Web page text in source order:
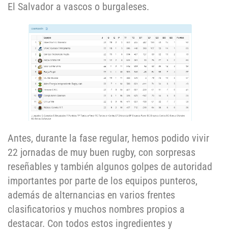
El Salvador a vascos o burgaleses.
Antes, durante la fase regular, hemos podido vivir
22 jornadas de muy buen rugby, con sorpresas
reseñables y también algunos golpes de autoridad
importantes por parte de los equipos punteros,
además de alternancias en varios frentes
clasificatorios y muchos nombres propios a
destacar. Con todos estos ingredientes y